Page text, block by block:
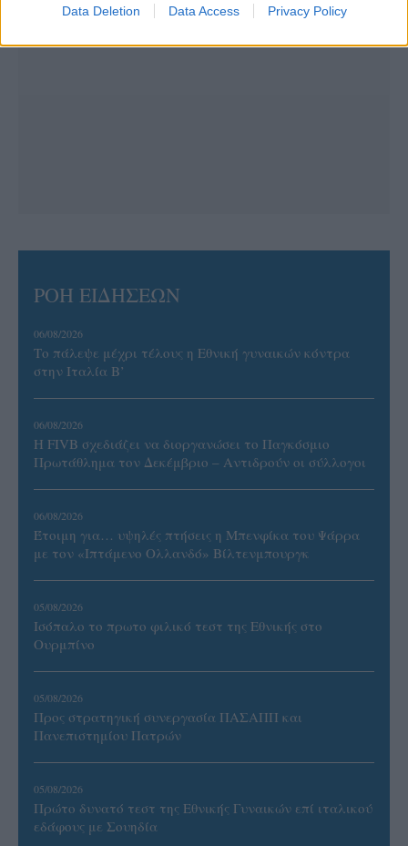
Data Deletion Data Access Privacy Policy
ΡΟΗ ΕΙΔΗΣΕΩΝ
06/08/2026
Το πάλεψε μέχρι τέλους η Εθνική γυναικών κόντρα
στην Ιταλία Β’
06/08/2026
Η FIVB σχεδιάζει να διοργανώσει το Παγκόσμιο
Πρωτάθλημα τον Δεκέμβριο – Αντιδρούν οι σύλλογοι
06/08/2026
Έτοιμη για… υψηλές πτήσεις η Μπενφίκα του Ψάρρα
με τον «Ιπτάμενο Ολλανδό» Βίλτενμπουργκ
05/08/2026
Ισόπαλο το πρωτο φιλικό τεστ της Εθνικής στο
Ουρμπίνο
05/08/2026
Προς στρατηγική συνεργασία ΠΑΣΑΠΠ και
Πανεπιστημίου Πατρών
05/08/2026
Πρώτο δυνατό τεστ της Εθνικής Γυναικών επί ιταλικού
εδάφους με Σουηδία